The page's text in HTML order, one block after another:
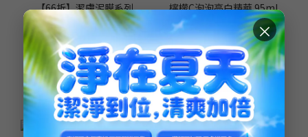
【66折】潔膚泥膜系列
NT$599 ~ NT$1,590
NT$2,250
檸檬C泡泡亮白精華 95ml
NT$789 ~ NT$2,060
NT$2,900 ×